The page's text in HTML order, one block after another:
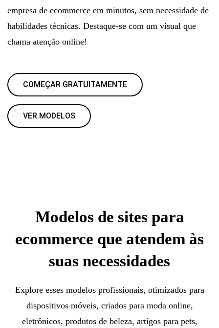
empresa de ecommerce em minutos, sem necessidade de
habilidades técnicas. Destaque-se com um visual que
chama atenção online!
COMEÇAR GRATUITAMENTE
VER MODELOS
Modelos de sites para
ecommerce que atendem às
suas necessidades
Explore esses modelos profissionais, otimizados para
dispositivos móveis, criados para moda online,
eletrônicos, produtos de beleza, artigos para pets,